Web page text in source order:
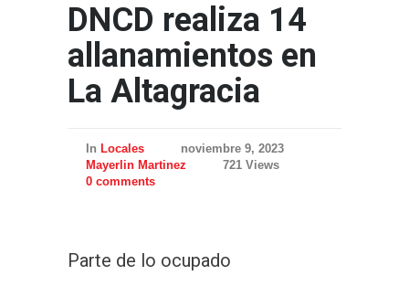
DNCD realiza 14
allanamientos en
La Altagracia
In Locales
noviembre 9, 2023
Mayerlin Martinez
721 Views
0 comments
Parte de lo ocupado